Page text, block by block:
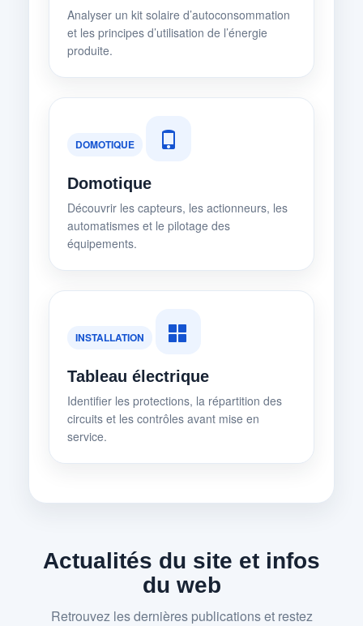
Analyser un kit solaire d’autoconsommation
et les principes d’utilisation de l’énergie
produite.
DOMOTIQUE
Domotique
Découvrir les capteurs, les actionneurs, les
automatismes et le pilotage des
équipements.
INSTALLATION
Tableau électrique
Identifier les protections, la répartition des
circuits et les contrôles avant mise en
service.
Actualités du site et infos
du web
Retrouvez les dernières publications et restez